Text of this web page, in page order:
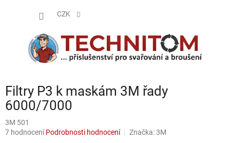
CZK
Filtry P3 k maskám 3M řady
6000/7000
3M 501
Průměrné
7 hodnocení Podrobnosti hodnocení Značka:3M